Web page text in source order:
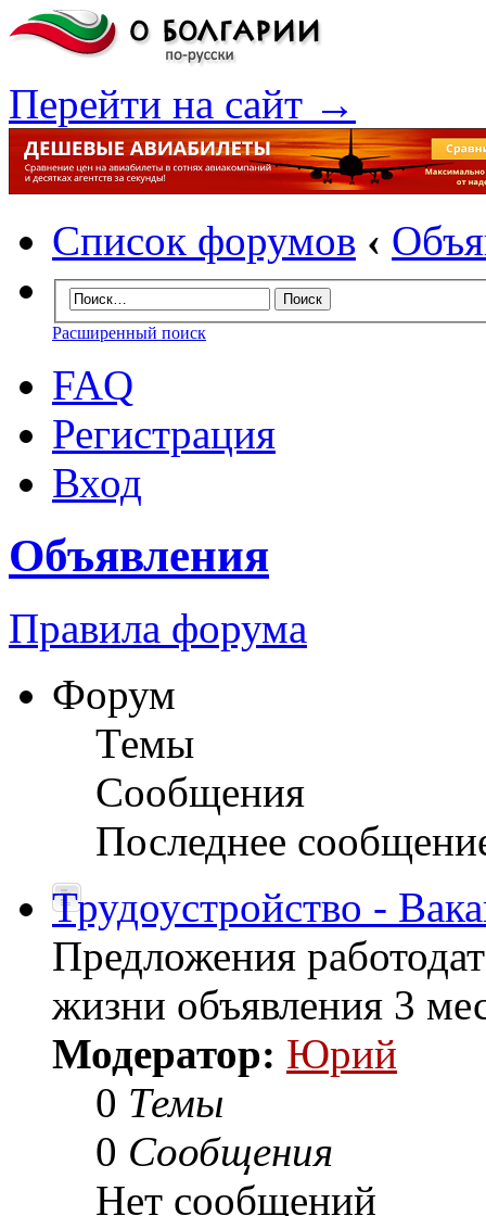
Перейти на сайт →
Список форумов ‹
Расширенный поиск
FAQ
Регистрация
Вход
Объявления
Правила форума
Форум
Темы
Сообщения
Последнее
Трудоустройство -
Предложения
жизни объявления 3
Модератор: Юрий
0 Темы
0 Сообщения
Нет сообщений